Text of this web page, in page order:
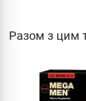
Разом з цим